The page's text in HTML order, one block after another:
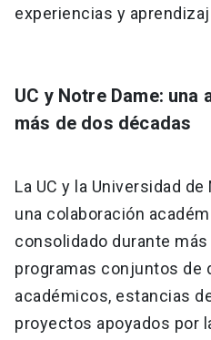
experiencias y
UC y Notre Dame: una
más de dos décadas
La UC y la Universidad
una colaboración
consolidado durante
programas conjuntos de
académicos, estancias
proyectos apoyados por